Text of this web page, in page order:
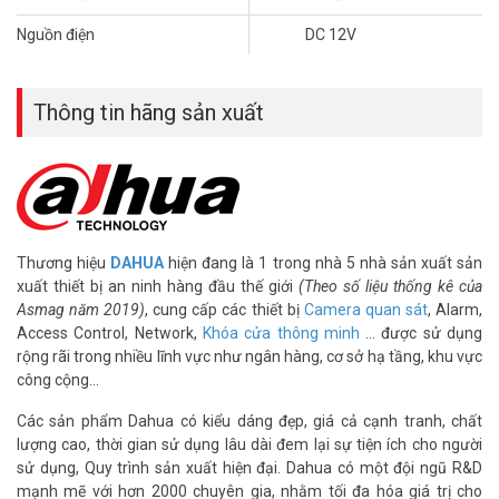
• Môi trường làm việc từ -30°C~+60°C
• Khoảng cách truyền tải trên cáp đồng trục lên đến 300m với cáp
• Chuẩn ngâm nước IP67
• Điện áp DC12V, công suất 7W.
• Kích thước Φ85.4mm×69.1mm, 0.1kg
• Bảo hành: 24 tháng
• Xuất xứ Trung Quốc
Quý khách xin vui lòng liên hệ số HOTLINE 1900 9259 để được hỗ
Vuhoangtelecom nhé.
Nguồn điện DC 12V
Thông tin hãng sản xuất
Thương hiệu DAHUA hiện đang là 1 trong nhà 5 nhà sản xuất sản
xuất thiết bị an ninh hàng đầu thế giới (Theo số liệu thống kê của
Asmag năm 2019), cung cấp các thiết bị Camera quan sát, Alarm,
Access Control, Network, Khóa cửa thông minh … được sử dụng
rộng rãi trong nhiều lĩnh vực như ngân hàng, cơ sở hạ tầng, khu vực
công cộng…
Các sản phẩm Dahua có kiểu dáng đẹp, giá cả cạnh tranh, chất
lượng cao, thời gian sử dụng lâu dài đem lại sự tiện ích cho người
sử dụng, Quy trình sản xuất hiện đại. Dahua có một đội ngũ R&D
mạnh mẽ với hơn 2000 chuyên gia, nhằm tối đa hóa giá trị cho